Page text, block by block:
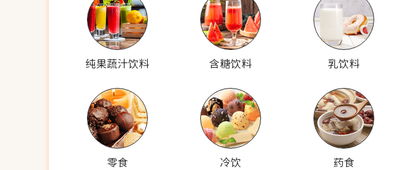
纯果蔬汁饮料 含糖饮料 乳饮料
零食 冷饮 药食